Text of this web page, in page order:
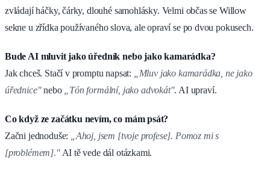
zvládají háčky, čárky, dlouhé samohlásky. Velmi občas se Willow
seknе u zřídka používaného slova, ale opraví se po dvou pokusech.
Bude AI mluvit jako úředník nebo jako kamarádka?
Jak chceš. Stačí v promptu napsat: „Mluv jako kamarádka, ne jako
úřednice"nebo „Tón formální, jako advokát". AI upraví.
Co když ze začátku nevím, co mám psát?
Začni jednoduše: „Ahoj, jsem [tvoje profese]. Pomoz mi s
[problémem]."AI tě vede dál otázkami.